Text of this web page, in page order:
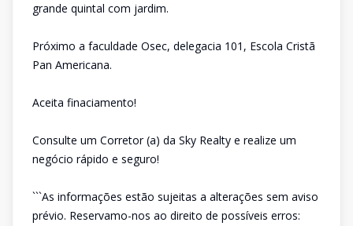
grande quintal com jardim.
Próximo a faculdade Osec, delegacia 101, Escola Cristã
Pan Americana.
Aceita finaciamento!
Consulte um Corretor (a) da Sky Realty e realize um
negócio rápido e seguro!
```As informações estão sujeitas a alterações sem aviso
prévio. Reservamo-nos ao direito de possíveis erros: